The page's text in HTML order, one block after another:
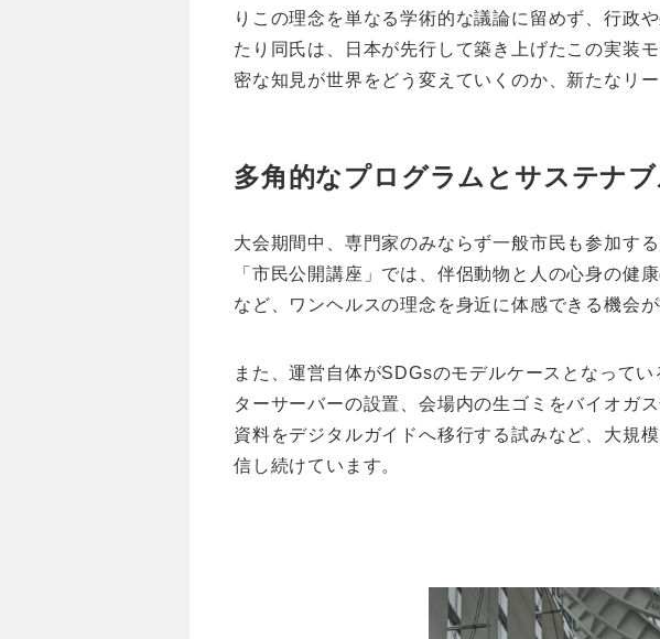
りこの理念を単なる学術的な議論に留めず、行政
たり同氏は、日本が先行して築き上げたこの実装
密な知見が世界をどう変えていくのか、新たなリ
多角的なプログラムとサステナ
大会期間中、専門家のみならず一般市民も参加す
「市民公開講座」では、伴侶動物と人の心身の
など、ワンヘルスの理念を身近に体感できる機会が
また、運営自体がSDGsのモデルケースとなって
ターサーバーの設置、会場内の生ゴミをバイオガ
資料をデジタルガイドへ移行する試みなど、大規
信し続けています。